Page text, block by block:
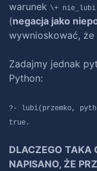
warunek \+
(negacja jako
wywnioskować, że
Zadajmy jednak
Python:
?- lubi(przemko,
true.
DLACZEGO TAKA
NAPISANO, ŻE